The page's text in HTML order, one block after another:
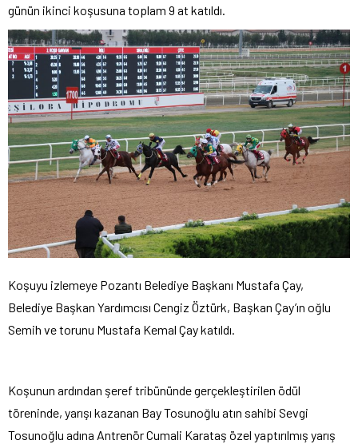
günün ikinci koşusuna toplam 9 at katıldı.
Koşuyu izlemeye Pozantı Belediye Başkanı Mustafa Çay,
Belediye Başkan Yardımcısı Cengiz Öztürk, Başkan Çay’ın oğlu
Semih ve torunu Mustafa Kemal Çay katıldı.
Koşunun ardından şeref tribününde gerçekleştirilen ödül
töreninde, yarışı kazanan Bay Tosunoğlu atın sahibi Sevgi
Tosunoğlu adına Antrenör Cumali Karataş özel yaptırılmış yarış